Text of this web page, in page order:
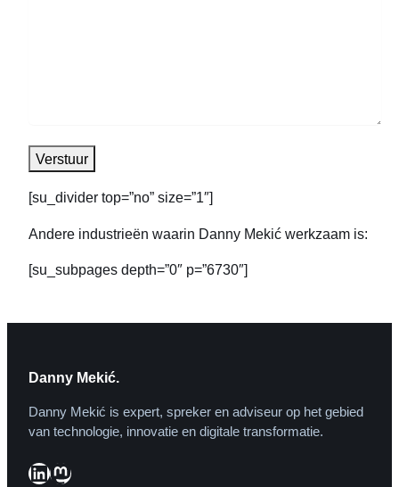
[su_divider top=”no” size=”1″]
Andere industrieën waarin Danny Mekić werkzaam is:
[su_subpages depth=”0″ p=”6730″]
Danny Mekić.
Danny Mekić is expert, spreker en adviseur op het gebied
van technologie, innovatie en digitale transformatie.
LinkedIn Mastodon